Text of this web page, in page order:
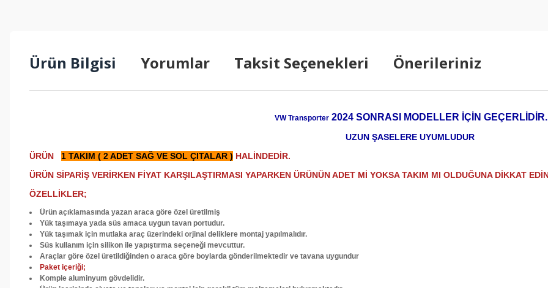
Ürün Bilgisi Yorumlar Taksit Seçenekleri Önerileriniz
VW Transporter 2024 SONRASI MODELLER İÇİN GEÇERLİDİR.
UZUN ŞASELERE UYUMLUDUR
ÜRÜN
1 TAKIM ( 2 ADET SAĞ VE SOL ÇITALAR ) HALİNDEDİR.
ÜRÜN SİPARİŞ VERİRKEN FİYAT KARŞILAŞTIRMASI YAPARKEN ÜRÜNÜN ADET Mİ YOKSA TAKIM MI OLDUĞUNA DİKKAT
ÖZELLİKLER;
Ürün açıklamasında yazan araca göre özel üretilmiş
Yük taşımaya yada süs amaca uygun tavan portudur.
Yük taşımak için mutlaka araç üzerindeki orjinal deliklere montaj yapılmalıdır.
Süs kullanım için silikon ile yapıştırma seçeneği mevcuttur.
Araçlar göre özel üretildiğinden o araca göre boylarda gönderilmektedir ve tavana uygundur
Paket içeriği;
Komple aluminyum gövdelidir.